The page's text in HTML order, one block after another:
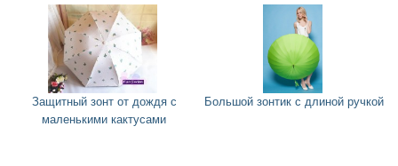
Костюмы
Головные уборы
+
Водный спорт
+
Круги
+
Матрасы
Защитный зонт от дождя с
маленькими кактусами
Большой зонтик с длиной ручкой